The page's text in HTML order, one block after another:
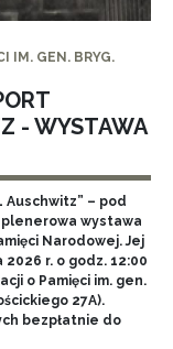
IM. GEN. BRYG.
- WYSTAWA
Auschwitz” – pod
wystawa
Narodowej. Jej
r. o godz. 12:00
o Pamięci im. gen.
27A).
bezpłatnie do